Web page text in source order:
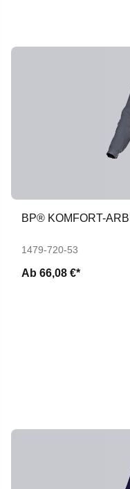
BP® KOMFORT-
1479-720-53
Ab 66,08 €*